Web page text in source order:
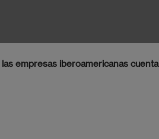
empresas iberoamericanas